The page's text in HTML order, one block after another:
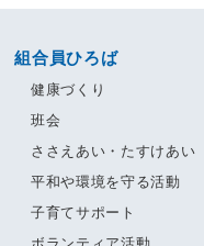
組合員ひろば
健康づくり
班会
ささえあい・たすけあい
平和や環境を守る活動
子育てサポート